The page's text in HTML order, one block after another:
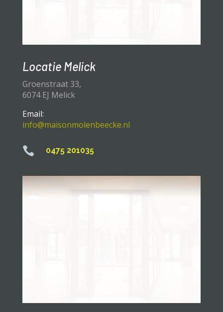
Locatie Melick
Groenstraat 33,
6074 EJ Melick
Email:
info@maisonmolenbeecke.nl
 0475 201035